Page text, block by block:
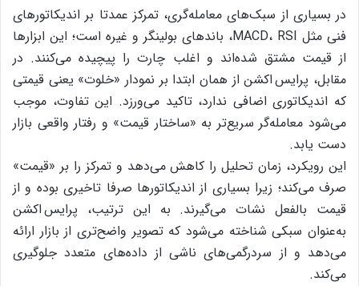
در بسیاری از سبک‌های معامله‌گری، تمرکز عمدتا بر اندیکاتورهای
فنی مثل MACD، RSI، باندهای بولینگر و غیره است؛ این ابزارها
از قیمت مشتق شده‌اند و اغلب چارت را پیچیده می‌کنند. در
مقابل، پرایس اکشن از همان ابتدا بر نمودار «خلوت» یعنی قیمتی
که اندیکاتوری اضافی ندارد، تاکید می‌ورزد. این تفاوت، موجب
می‌شود معامله‌گر سریع‌تر به «ساختار قیمت» و رفتار واقعی بازار
دست یابد.
این رویکرد، زمان تحلیل را کاهش می‌دهد و تمرکز را بر «قیمت»
صرف می‌کند؛ زیرا بسیاری از اندیکاتورها صرفا تاخیری بوده و از
قیمت بالفعل نشات می‌گیرند. به این ترتیب، پرایس اکشن
به‌عنوان سبکی شناخته می‌شود که تصویر واضح‌تری از بازار ارائه
می‌دهد و از سردرگمی‌های ناشی از داده‌های متعدد جلوگیری
می‌کند.